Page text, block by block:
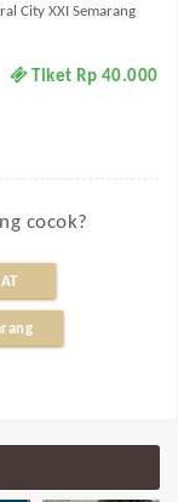
City XXI Semarang
Tiket Rp 40.000
cocok?